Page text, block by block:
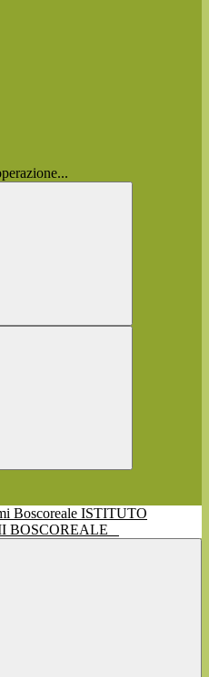
ISTITUTO
BOSCOREALE